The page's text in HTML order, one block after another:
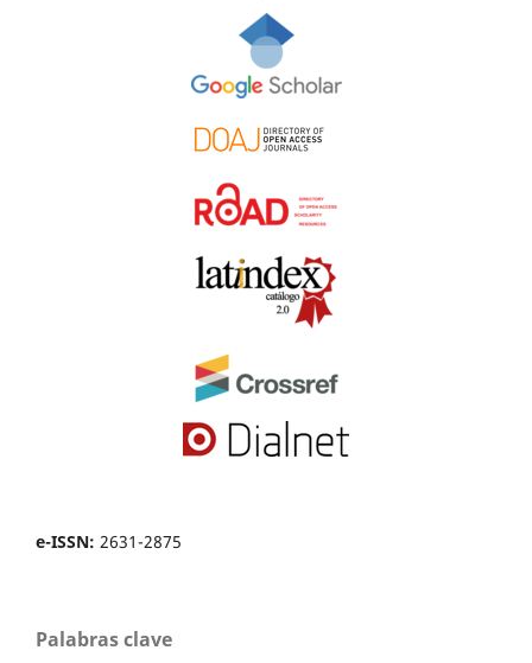
e-ISSN: 2631-2875
Palabras clave